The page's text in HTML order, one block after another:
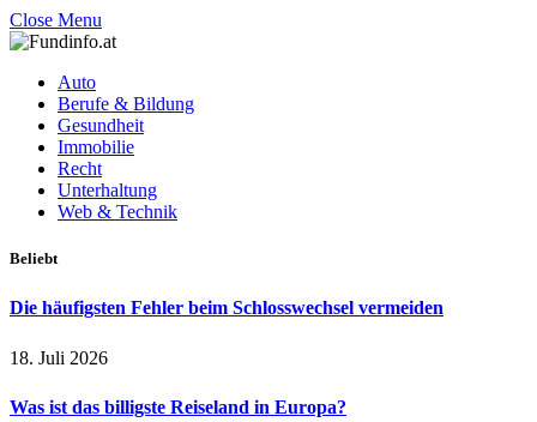
Close Menu
Auto
Berufe & Bildung
Gesundheit
Immobilie
Recht
Unterhaltung
Web & Technik
Beliebt
Die häufigsten Fehler beim Schlosswechsel vermeiden
18. Juli 2026
Was ist das billigste Reiseland in Europa?